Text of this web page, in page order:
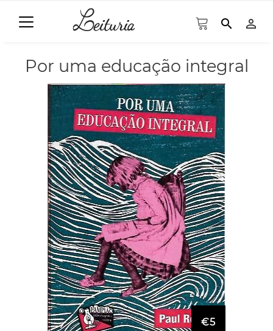
search person_outline
Por uma educação integral
€5